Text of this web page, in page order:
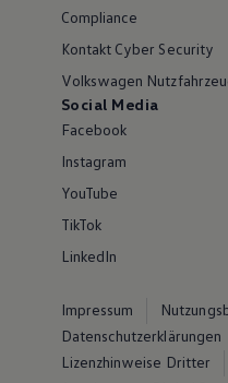
Compliance
Kontakt Cyber Security
Volkswagen
Social Media
Facebook
Instagram
YouTube
TikTok
LinkedIn
Impressum
Datenschutzerklärungen
Lizenzhinweise Dritter